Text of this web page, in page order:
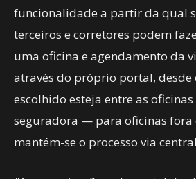
funcionalidade a partir da qual
terceiros e corretores podem
uma oficina e agendamento da
através do próprio portal,
escolhido esteja entre as
seguradora — para oficinas fora
mantém-se o processo via